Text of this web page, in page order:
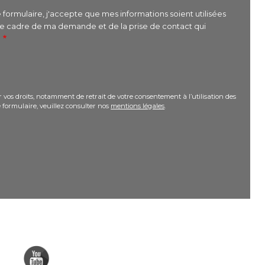
formulaire, j'accepte que mes informations soient utilisées
cadre de ma demande et de la prise de contact qui
droits, notamment de retrait de votre consentement à l’utilisation des
formulaire, veuillez consulter nos mentions légales.